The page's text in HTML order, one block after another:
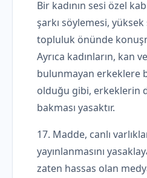
Bir kadının sesi özel
şarkı söylemesi, yüksek
topluluk önünde
Ayrıca kadınların, kan
bulunmayan erkeklere
olduğu gibi, erkeklerin
bakması yasaktır.
17. Madde, canlı
yayınlanmasını
zaten hassas olan